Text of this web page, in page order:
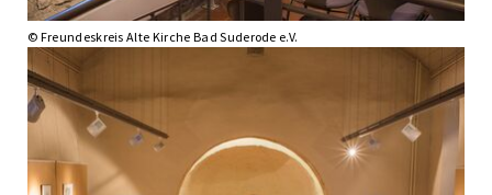
© Freundeskreis Alte Kirche Bad Suderode e.V.